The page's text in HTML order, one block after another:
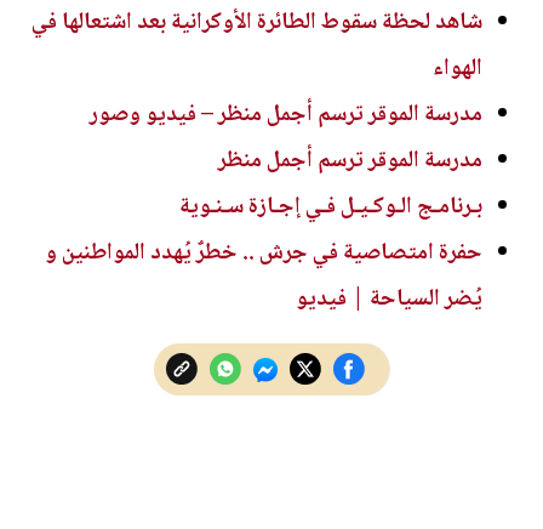
شاهد لحظة سقوط الطائرة الأوكرانية بعد اشتعالها في
الهواء
مدرسة الموقر ترسم أجمل منظر – فيديو وصور
مدرسة الموقر ترسم أجمل منظر
بـرنامـج الـوكـيـل فـي إجـازة سـنـوية
حفرة امتصاصية في جرش .. خطرٌ يُهدد المواطنين و
يُضر السياحة | فيديو